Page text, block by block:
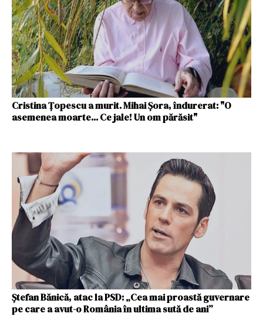
Cristina Ţopescu a murit. Mihai Şora, îndurerat: "O
asemenea moarte... Ce jale! Un om părăsit"
Ștefan Bănică, atac la PSD: „Cea mai proastă guvernare
pe care a avut-o România în ultima sută de ani”